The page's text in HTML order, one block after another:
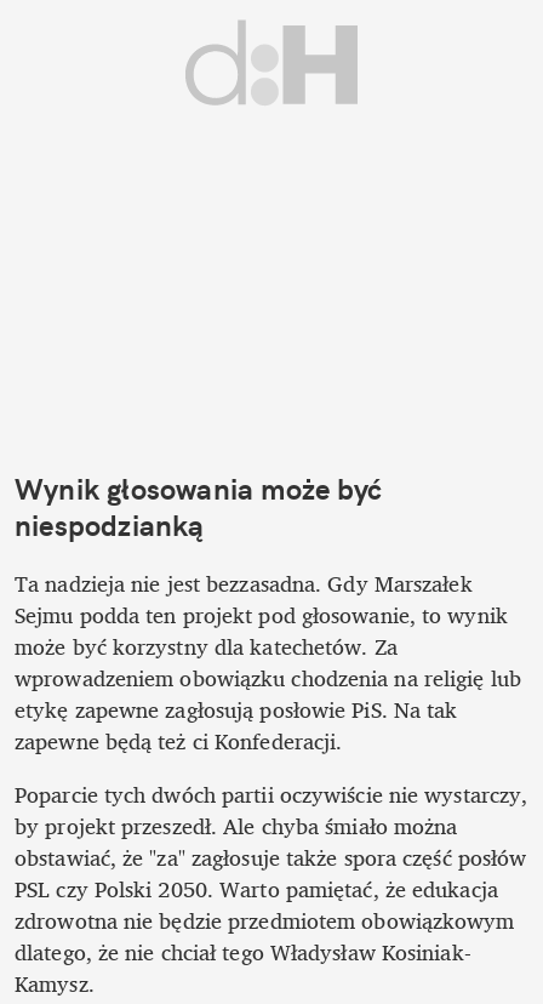
Wynik głosowania może być
niespodzianką
Ta nadzieja nie jest bezzasadna. Gdy Marszałek
Sejmu podda ten projekt pod głosowanie, to wynik
może być korzystny dla katechetów. Za
wprowadzeniem obowiązku chodzenia na religię lub
etykę zapewne zagłosują posłowie PiS. Na tak
zapewne będą też ci Konfederacji.
Poparcie tych dwóch partii oczywiście nie wystarczy,
by projekt przeszedł. Ale chyba śmiało można
obstawiać, że "za" zagłosuje także spora część posłów
PSL czy Polski 2050. Warto pamiętać, że edukacja
zdrowotna nie będzie przedmiotem obowiązkowym
dlatego, że nie chciał tego Władysław Kosiniak-
Kamysz.